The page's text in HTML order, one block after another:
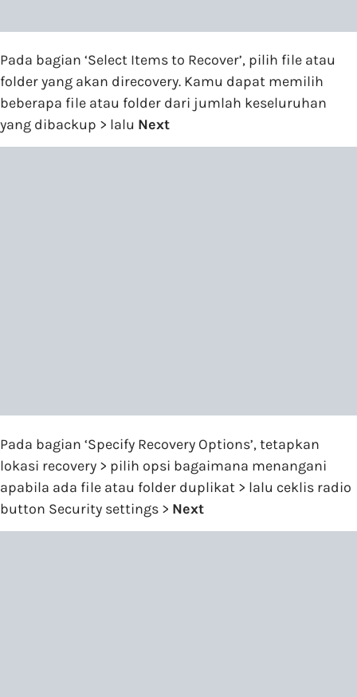
Pada bagian ‘Select Items to Recover’, pilih file atau
folder yang akan direcovery. Kamu dapat memilih
beberapa file atau folder dari jumlah keseluruhan
yang dibackup > lalu Next
Pada bagian ‘Specify Recovery Options’, tetapkan
lokasi recovery > pilih opsi bagaimana menangani
apabila ada file atau folder duplikat > lalu ceklis radio
button Security settings > Next